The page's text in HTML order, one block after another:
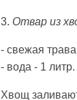
3. Отвар из
- свежая
- вода - 1 литр.
Хвощ